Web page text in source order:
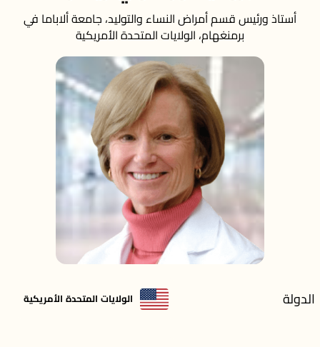
أستاذ ورئيس قسم أمراض النساء والتوليد، جامعة ألاباما في
برمنغهام، الولايات المتحدة الأمريكية
الدولة الولايات المتحدة الأمريكية